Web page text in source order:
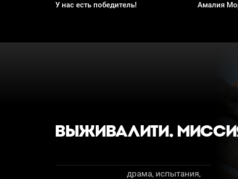
У нас есть победитель! Амалия
ВЫЖИВАЛИТИ.
драма, испытания,